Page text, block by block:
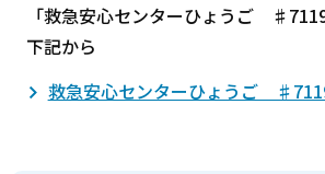
「救急安心センターひょうご
下記から
救急安心センターひょうご